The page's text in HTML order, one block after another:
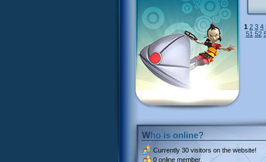
1 2 3 4
51 52
Who is online?
Currently 30 visitors on the website!
0 online member.